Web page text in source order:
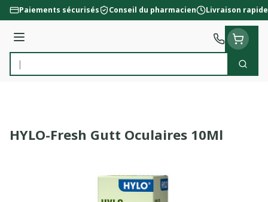
Aller au contenu
Paiements sécurisés Conseil du pharmacien Livraison rapide
Menu
Rechercher
HYLO-Fresh Gutt Oculaires 10Ml